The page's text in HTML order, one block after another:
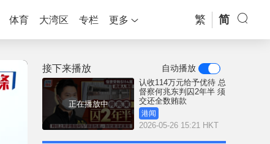
体育 大湾区 专栏 更多 繁 简
接下来播放 自动播放
正在播放中
认收114万元给予优待 总
督察何兆东判囚2年半 须
交还全数贿款
港闻
2026-05-26 15:21 HKT